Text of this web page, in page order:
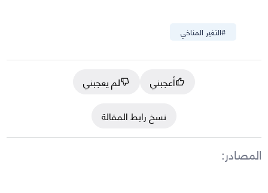
#التغير المناخي
أعجبني
لم يعجبني
نسخ رابط المقالة
المصادر: